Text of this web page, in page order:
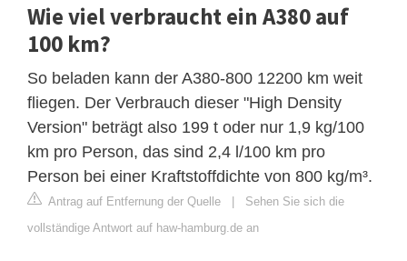
Wie viel verbraucht ein A380 auf
100 km?
So beladen kann der A380-800 12200 km weit
fliegen. Der Verbrauch dieser "High Density
Version" beträgt also 199 t oder nur 1,9 kg/100
km pro Person, das sind 2,4 l/100 km pro
Person bei einer Kraftstoffdichte von 800 kg/m³.
Antrag auf Entfernung der Quelle | Sehen Sie sich die
vollständige Antwort auf haw-hamburg.de an